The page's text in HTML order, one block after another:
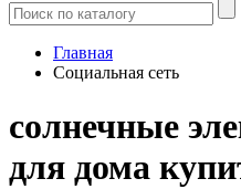
Главная
Социальная сеть
солнечные
для дома